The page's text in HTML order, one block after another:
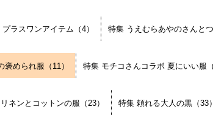
ラスワンアイテム（4） 特集 うえむらあやのさんと
められ服（11） 特集 モチコさんコラボ 夏にいい服（
ネンとコットンの服（23） 特集 頼れる大人の黒（33）